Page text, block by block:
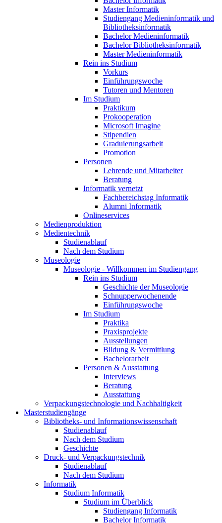
Master Informatik
Studiengang Medieninformatik und
Bibliotheksinformatik
Bachelor Medieninformatik
Bachelor Bibliotheksinformatik
Master Medieninformatik
Rein ins Studium
Vorkurs
Einführungswoche
Tutoren und Mentoren
Im Studium
Praktikum
Prokooperation
Microsoft Imagine
Stipendien
Graduierungsarbeit
Promotion
Personen
Lehrende und Mitarbeiter
Beratung
Informatik vernetzt
Fachbereichstag Informatik
Alumni Informatik
Onlineservices
Medienproduktion
Medientechnik
Studienablauf
Nach dem Studium
Museologie
Museologie - Willkommen im Studiengang
Rein ins Studium
Geschichte der Museologie
Schnupperwochenende
Einführungswoche
Im Studium
Praktika
Praxisprojekte
Ausstellungen
Bildung & Vermittlung
Bachelorarbeit
Personen & Ausstattung
Interviews
Beratung
Ausstattung
Verpackungstechnologie und Nachhaltigkeit
Masterstudiengänge
Bibliotheks- und Informationswissenschaft
Studienablauf
Nach dem Studium
Geschichte
Druck- und Verpackungstechnik
Studienablauf
Nach dem Studium
Informatik
Studium Informatik
Studium im Überblick
Studiengang Informatik
Bachelor Informatik